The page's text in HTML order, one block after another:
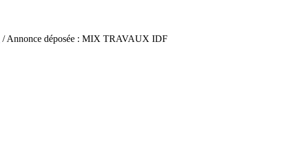
/ Annonce déposée : MIX TRAVAUX IDF